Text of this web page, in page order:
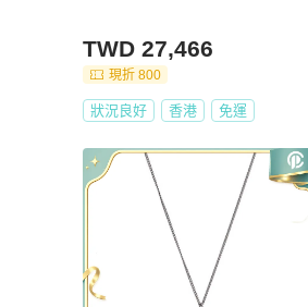
TWD 27,466
現折 800
狀況良好 香港 免運